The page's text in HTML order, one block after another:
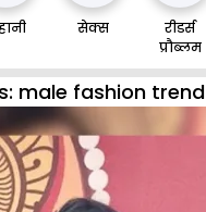
सेक्स
रीडर्स
प्रौब्लम
male fashion trend